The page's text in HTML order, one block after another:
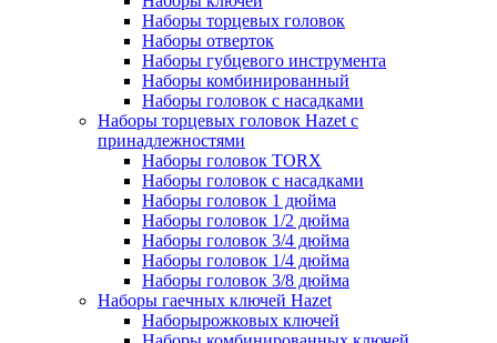
Наборы торцевых головок
Наборы отверток
Наборы губцевого инструмента
Наборы комбинированный
Наборы головок с насадками
Наборы торцевых головок Hazet с
принадлежностями
Наборы головок TORX
Наборы головок с насадками
Наборы головок 1 дюйма
Наборы головок 1/2 дюйма
Наборы головок 3/4 дюйма
Наборы головок 1/4 дюйма
Наборы головок 3/8 дюйма
Наборы гаечных ключей Hazet
Наборырожковых ключей